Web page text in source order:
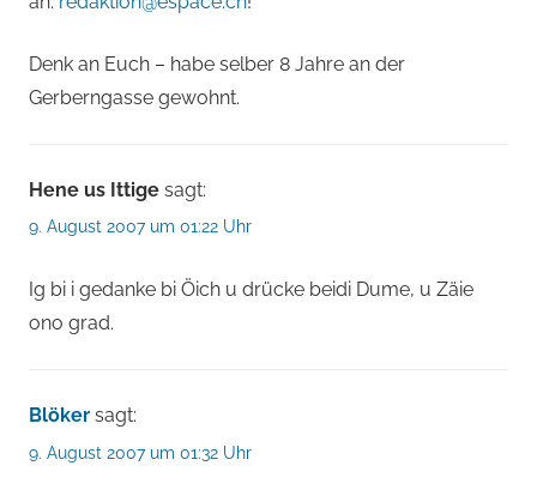
Denk an Euch – habe selber 8 Jahre an der
Gerberngasse gewohnt.
Hene us Ittige sagt:
9. August 2007 um 01:22 Uhr
Ig bi i gedanke bi Öich u drücke beidi Dume, u Zäie
ono grad.
Blöker sagt:
9. August 2007 um 01:32 Uhr